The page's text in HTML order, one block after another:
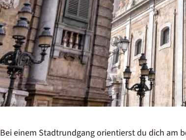
Bei einem Stadtrundgang orientierst du dich am